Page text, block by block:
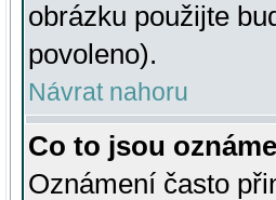
obrázku použijte
povoleno).
Návrat nahoru
Co to jsou
Oznámení často